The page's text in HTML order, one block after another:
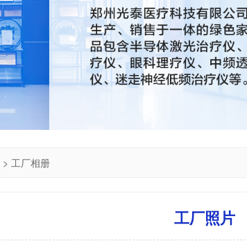
> 工厂相册
工厂照片